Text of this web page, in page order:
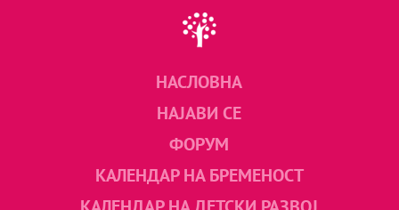
НАСЛОВНА
НАЈАВИ СЕ
ФОРУМ
КАЛЕНДАР НА БРЕМЕНОСТ